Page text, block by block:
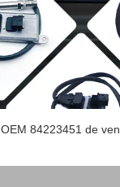
OEM 84223451 de